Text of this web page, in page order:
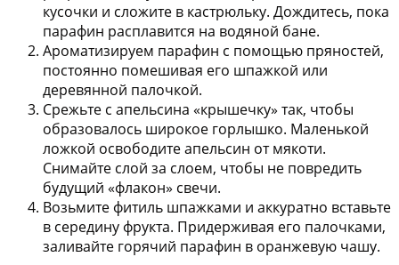
кусочки и сложите в кастрюльку. Дождитесь, пока
парафин расплавится на водяной бане.
Ароматизируем парафин с помощью пряностей,
постоянно помешивая его шпажкой или
деревянной палочкой.
Срежьте с апельсина «крышечку» так, чтобы
образовалось широкое горлышко. Маленькой
ложкой освободите апельсин от мякоти.
Снимайте слой за слоем, чтобы не повредить
будущий «флакон» свечи.
Возьмите фитиль шпажками и аккуратно вставьте
в середину фрукта. Придерживая его палочками,
заливайте горячий парафин в оранжевую чашу.